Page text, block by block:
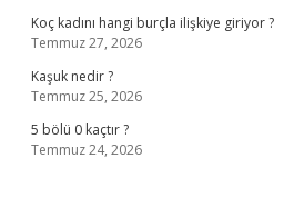
Koç kadını hangi burçla ilişkiye giriyor ?
Temmuz 27, 2026
Kaşuk nedir ?
Temmuz 25, 2026
5 bölü 0 kaçtır ?
Temmuz 24, 2026